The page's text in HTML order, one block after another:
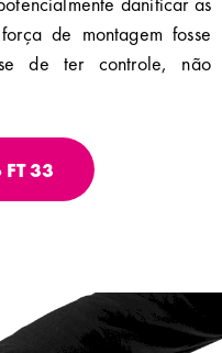
de montagem fosse
se de ter controle, não
33